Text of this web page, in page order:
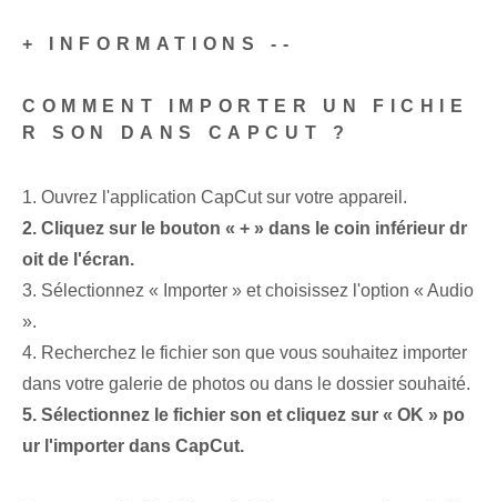
+ INFORMATIONS --
COMMENT IMPORTER UN FICHIE
R SON DANS CAPCUT ?
1. Ouvrez l'application CapCut sur votre appareil.
2. Cliquez sur le bouton « + » dans le coin inférieur dr
oit de l'écran.
3. Sélectionnez « Importer » et choisissez l'option « Audio
».
4. Recherchez le fichier son que vous souhaitez importer
dans votre galerie de photos ou dans le dossier souhaité.
5. Sélectionnez le fichier son et cliquez sur « OK » po
ur l'importer dans CapCut.